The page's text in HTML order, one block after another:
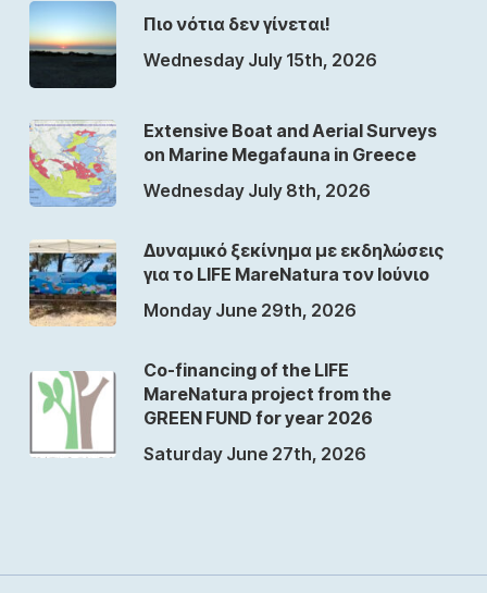
Πιο νότια δεν γίνεται!
Wednesday July 15th, 2026
Extensive Boat and Aerial Surveys
on Marine Megafauna in Greece
Wednesday July 8th, 2026
Δυναμικό ξεκίνημα με εκδηλώσεις
για το LIFE MareNatura τον Ιούνιο
Monday June 29th, 2026
Co-financing of the LIFE
MareNatura project from the
GREEN FUND for year 2026
Saturday June 27th, 2026